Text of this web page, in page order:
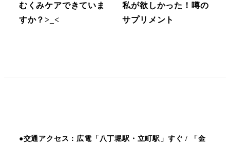
むくみケアできていま
すか？>_<
私が欲しかった！噂の
サプリメント
●交通アクセス：広電「八丁堀駅・立町駅」すぐ / 「金